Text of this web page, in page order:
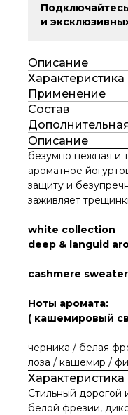
и
Описание
Применение
Состав
Описание
безумно нежная и
ароматное
защиту и
заживляет
white collection
deep & languid
cashmere sweater
Ноты аромата:
( кашемировый
черника / белая
лоза / кашемир /
Стильный дорогой
белой фрезии,